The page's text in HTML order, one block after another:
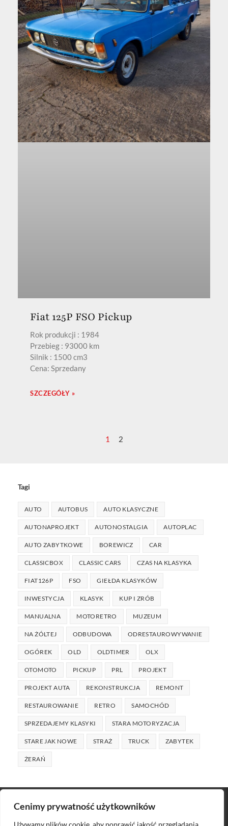
Cenimy prywatność użytkowników
Używamy plików cookie, aby poprawić jakość przeglądania,
Fiat 125P FSO Pickup
Rok produkcji : 1984
Przebieg : 93000 km
Silnik : 1500 cm3
Cena: Sprzedany
SZCZEGÓŁY »
1 2
Tagi
AUTO AUTOBUS AUTO KLASYCZNE
AUTONAPROJEKT AUTONOSTALGIA AUTOPLAC
AUTO ZABYTKOWE BOREWICZ CAR
CLASSICBOX CLASSIC CARS CZAS NA KLASYKA
FIAT126P FSO GIEŁDA KLASYKÓW
INWESTYCJA KLASYK KUP I ZRÓB
MANUALNA MOTORETRO MUZEUM
NA ŻÓLTEJ ODBUDOWA ODRESTAUROWYWANIE
OGÓREK OLD OLDTIMER OLX
OTOMOTO PICKUP PRL PROJEKT
PROJEKT AUTA REKONSTRUKCJA REMONT
RESTAUROWANIE RETRO SAMOCHÓD
SPRZEDAJEMY KLASYKI STARA MOTORYZACJA
STARE JAK NOWE STRAŻ TRUCK ZABYTEK
ŻERAŃ